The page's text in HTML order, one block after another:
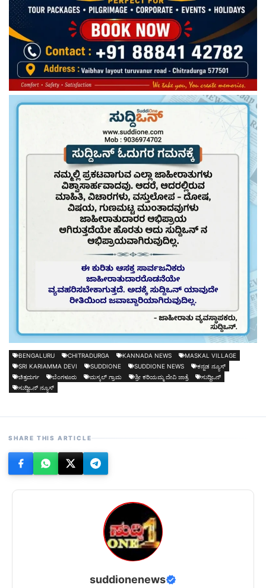
BENGALURU CHITRADURGA KANNADA NEWS
MASKAL VILLAGE
SRI KARIAMMA DEVI
SUDDIONE SUDDIONE NEWS
ಕನ್ನಡ ನ್ಯೂಸ್
ಚಿತ್ರದುರ್ಗ
ಬೆಂಗಳೂರು ಮಸ್ಕಲ್ ಗ್ರಾಮ ಶ್ರೀ ಕರಿಯಮ್ಮ ದೇವಿ ಜಾತ್ರೆ
ಸುದ್ದಿಒನ್
ಸುದ್ದಿಒನ್ ನ್ಯೂಸ್
SHARE THIS ARTICLE
suddionenews